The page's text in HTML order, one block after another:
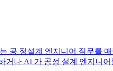
정설계 엔지니어 직무를
나 AI 가 공정 설계 엔지니